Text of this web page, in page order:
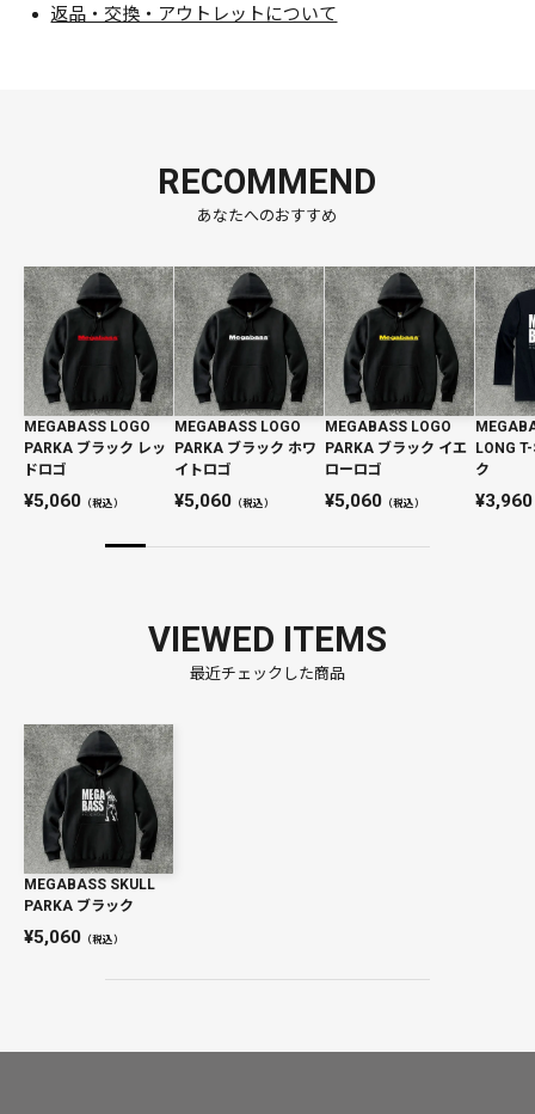
返品・交換・アウトレットについて
RECOMMEND
あなたへのおすすめ
MEGABASS LOGO
PARKA ブラック レッ
ドロゴ
5,060 （税込）
MEGABASS LOGO
PARKA ブラック ホワ
イトロゴ
5,060（税込）
MEGABASS LOGO
PARKA ブラック イエ
ローロゴ
5,060（税込）
LONG
ク
3,960
VIEWED ITEMS
最近チェックした商品
MEGABASS SKULL
PARKA ブラック
5,060 （税込）